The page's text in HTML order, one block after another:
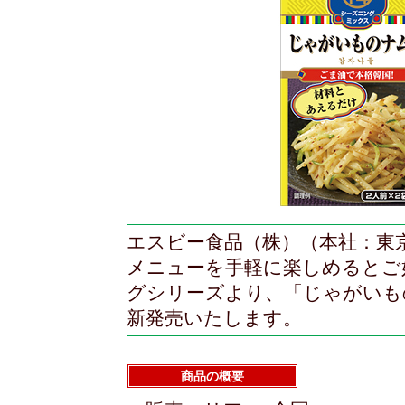
エスビー食品（株）（本社：東
メニューを手軽に楽しめると
グシリーズより、「じゃがい
新発売いたします。
商品の概要